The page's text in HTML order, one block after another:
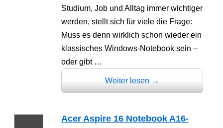
Studium, Job und Alltag immer wichtiger
werden, stellt sich für viele die Frage:
Muss es denn wirklich schon wieder ein
klassisches Windows-Notebook sein –
oder gibt …
Weiter lesen →
Acer Aspire 16 Notebook A16-